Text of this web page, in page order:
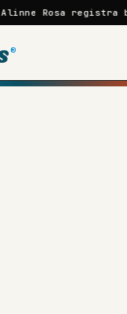
registra boletim
®